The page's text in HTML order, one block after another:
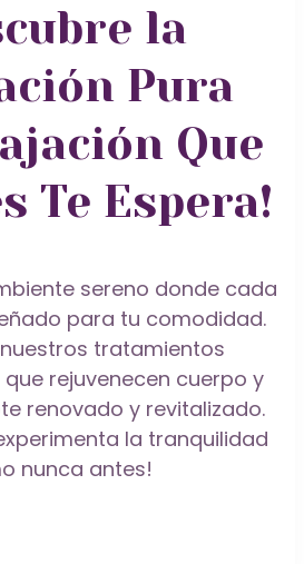
Faciales
la
Pura
Que
Te Espera!
sereno donde cada
para tu comodidad.
tratamientos
rejuvenecen cuerpo y
renovado y revitalizado.
la tranquilidad
nunca antes!